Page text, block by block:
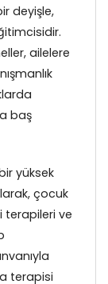
deyişle,
ailelere
baş
yüksek
çocuk
terapileri ve
terapisi